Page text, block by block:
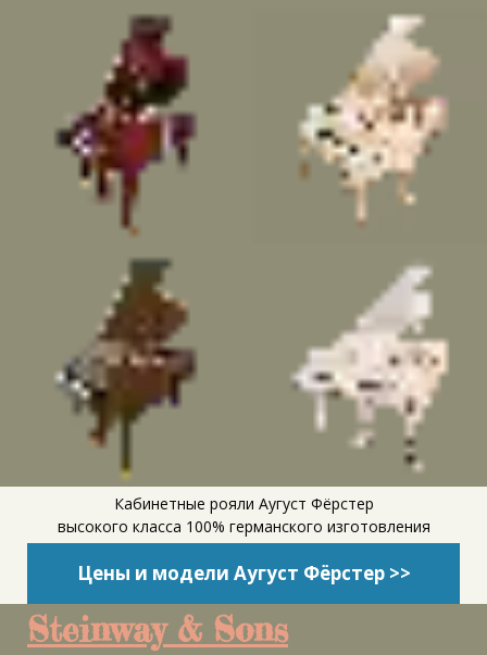
Кабинетные рояли Аугуст Фёрстер
высокого класса 100% германского изготовления
Цены и модели Аугуст Фёрстер >>
Steinway & Sons